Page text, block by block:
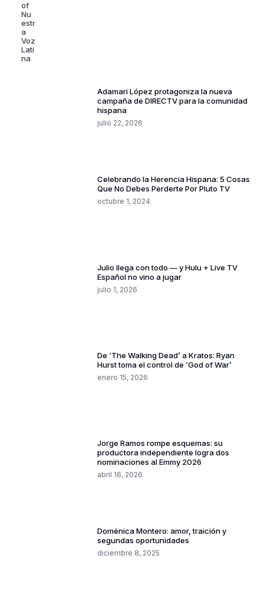
Adamari López protagoniza la nueva
campaña de DIRECTV para la comunidad
hispana
julio 22, 2026
Celebrando la Herencia Hispana: 5 Cosas
Que No Debes Perderte Por Pluto TV
octubre 1, 2024
Julio llega con todo — y Hulu + Live TV
Español no vino a jugar
julio 1, 2026
De ‘The Walking Dead’ a Kratos: Ryan
Hurst toma el control de ‘God of War’
enero 15, 2026
Jorge Ramos rompe esquemas: su
productora independiente logra dos
nominaciones al Emmy 2026
abril 16, 2026
Doménica Montero: amor, traición y
segundas oportunidades
diciembre 8, 2025